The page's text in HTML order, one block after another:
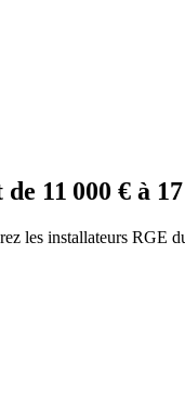
de 11 000 € à
les installateurs RGE